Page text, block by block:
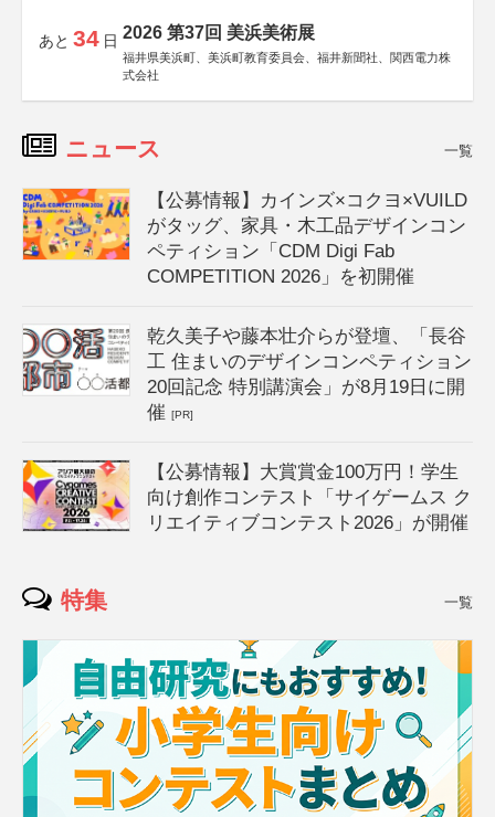
あと 34 日 2026 第37回 美浜美術展
福井県美浜町、美浜町教育委員会、福井新聞社、関西電力株
式会社
ニュース 一覧
【公募情報】カインズ×コクヨ×VUILD
がタッグ、家具・木工品デザインコン
ペティション「CDM Digi Fab
COMPETITION 2026」を初開催
乾久美子や藤本壮介らが登壇、「長谷
工 住まいのデザインコンペティション
20回記念 特別講演会」が8月19日に開
催[PR]
【公募情報】大賞賞金100万円！学生
向け創作コンテスト「サイゲームス ク
リエイティブコンテスト2026」が開催
特集 一覧